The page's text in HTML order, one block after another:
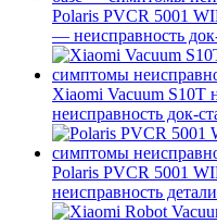
Polaris PVCR 5001
— неисправность
Xiaomi Vacuum S10T
неисправность док-
Polaris PVCR 5001
неисправность детали